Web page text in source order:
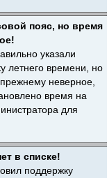
пояс, но время
указали
летнего времени, но
неверное,
время на
для
в списке!
поддержку